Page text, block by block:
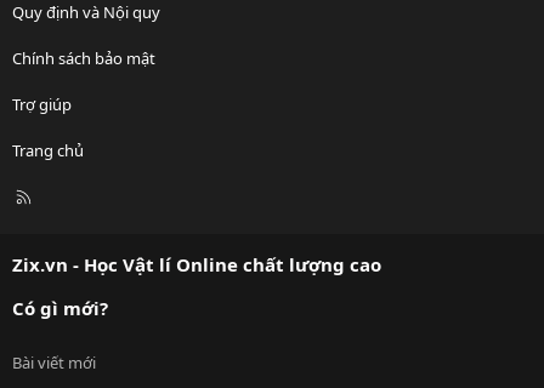
Quy định và Nội quy
Chính sách bảo mật
Trợ giúp
Trang chủ
R
Zix.vn - Học Vật lí Online chất lượng cao
Có gì mới?
Bài viết mới